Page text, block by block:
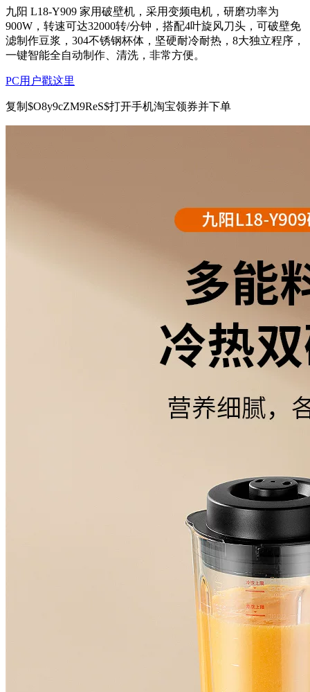
九阳 L18-Y909 家用破壁机，采用变频电机，研磨功率为
900W，转速可达32000转/分钟，搭配4叶旋风刀头，可破壁免
滤制作豆浆，304不锈钢杯体，坚硬耐冷耐热，8大独立程序，
一键智能全自动制作、清洗，非常方便。
PC用户戳这里
复制$O8y9cZM9ReS$打开手机淘宝领券并下单